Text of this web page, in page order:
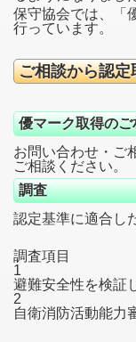
保守協会では、「
行っています。
ご相談から認定
優マーク取得のご
お問い合わせ・ご
ご相談ください。
調査
認定基準に適合し
調査項目
1
避難安全性を検証
2
自衛消防活動能力